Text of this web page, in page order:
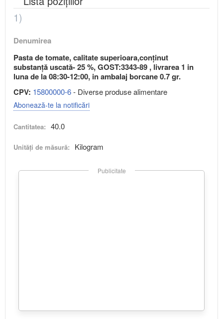
1)
Denumirea
Pasta de tomate, calitate superioara,conținut
substanță uscată- 25 %, GOST:3343-89 , livrarea 1 in
luna de la 08:30-12:00, in ambalaj borcane 0.7 gr.
CPV: 15800000-6- Diverse produse alimentare
Abonează-te la notificări
Cantitatea: 40.0
Unități de măsură: Kilogram
Publicitate